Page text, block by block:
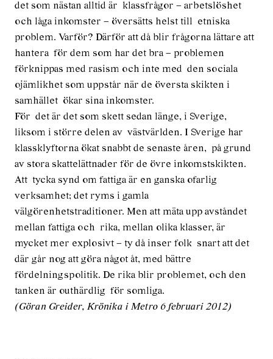
det som nästan alltid är klassfrågor – arbetslöshet
och låga inkomster – översätts helst till etniska
problem. Varför? Därför att då blir frågorna lättare att
hantera för dem som har det bra – problemen
förknippas med rasism och inte med den sociala
ojämlikhet som uppstår när de översta skikten i
samhället ökar sina inkomster.
För det är det som skett sedan länge, i Sverige,
liksom i större delen av västvärlden. I Sverige har
klassklyftorna ökat snabbt de senaste åren, på grund
av stora skattelättnader för de övre inkomstskikten.
Att tycka synd om fattiga är en ganska ofarlig
verksamhet; det ryms i gamla
välgörenhetstraditioner. Men att mäta upp avståndet
mellan fattiga och rika, mellan olika klasser, är
mycket mer explosivt – ty då inser folk snart att det
där går nog att göra något åt, med bättre
fördelningspolitik. De rika blir problemet, och den
tanken är outhärdlig för somliga.
(Göran Greider, Krönika i Metro 6 februari 2012)